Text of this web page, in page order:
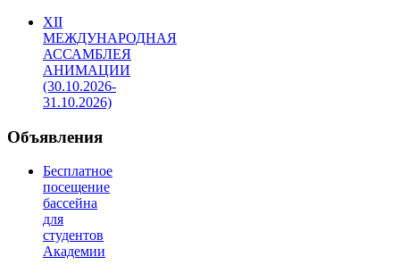
XII
МЕЖДУНАРОДНАЯ
АССАМБЛЕЯ
АНИМАЦИИ
(30.10.2026-
31.10.2026)
Объявления
Бесплатное
посещение
бассейна
для
студентов
Академии